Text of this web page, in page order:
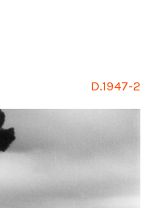
D.1947-2